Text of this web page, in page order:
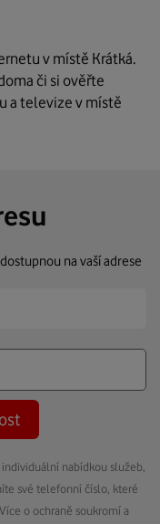
v místě Krátká.
či si ověřte
a televize v místě
na vaší adrese
nabídkou služeb,
své telefonní číslo, které
o ochraně soukromí a